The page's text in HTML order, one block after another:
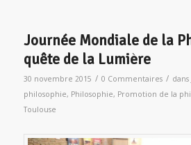
Journée Mondiale de la
quête de la Lumière
30 novembre 2015 / 0 Commentaires / dans
philosophie, Philosophie, Promotion de la
Toulouse